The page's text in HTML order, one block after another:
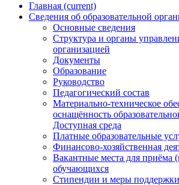
Главная (current)
Сведения об образовательной
Основные сведения
Структура и органы
организацией
Документы
Образование
Руководство
Педагогический состав
Материально-техническое
оснащённость
Доступная среда
Платные образовательные
Финансово-хозяйственная
Вакантные места для приёма
обучающихся
Стипендии и меры